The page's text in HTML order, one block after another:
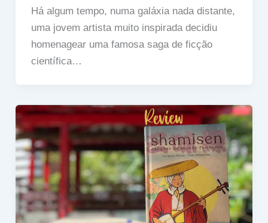
Há algum tempo, numa galáxia nada distante,
uma jovem artista muito inspirada decidiu
homenagear uma famosa saga de ficção
científica…